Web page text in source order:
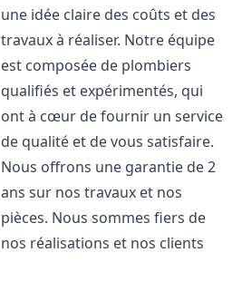
une idée claire des coûts et des
travaux à réaliser. Notre équipe
est composée de plombiers
qualifiés et expérimentés, qui
ont à cœur de fournir un service
de qualité et de vous satisfaire.
Nous offrons une garantie de 2
ans sur nos travaux et nos
pièces. Nous sommes fiers de
nos réalisations et nos clients